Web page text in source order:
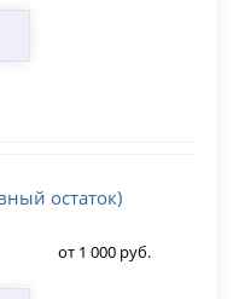
остаток)
от 1 000 руб.